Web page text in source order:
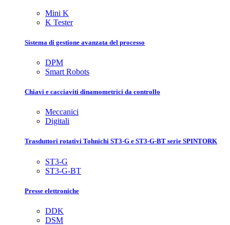
Mini K
K Tester
Sistema di gestione avanzata del processo
DPM
Smart Robots
Chiavi e cacciaviti dinamometrici da controllo
Meccanici
Digitali
Trasduttori rotativi Tohnichi ST3-G e ST3-G-BT serie SPINTORK
ST3-G
ST3-G-BT
Presse elettroniche
DDK
DSM